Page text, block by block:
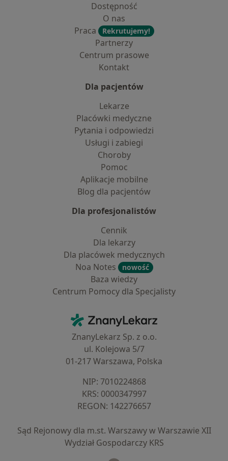
Dostępność
O nas
Praca
Rekrutujemy!
Partnerzy
Centrum prasowe
Kontakt
Dla pacjentów
Lekarze
Placówki medyczne
Pytania i odpowiedzi
Usługi i zabiegi
Choroby
Pomoc
Aplikacje mobilne
Blog dla pacjentów
Dla profesjonalistów
Cennik
Dla lekarzy
Dla placówek medycznych
Noa Notes
nowość
Baza wiedzy
Centrum Pomocy dla Specjalisty
ZnanyLekarz - Strona główna
ZnanyLekarz Sp. z o.o.
ul. Kolejowa 5/7
01-217 Warszawa, Polska
NIP: ⁠7010224868
KRS: ⁠0000347997
REGON: ⁠142276657
Sąd Rejonowy dla m.st. Warszawy w Warszawie XII
Wydział Gospodarczy KRS